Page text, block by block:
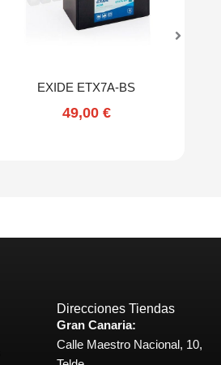
EXIDE ETX7A-BS
49,00 €
Direcciones Tiendas
Gran Canaria:
Calle Maestro Nacional, 10,